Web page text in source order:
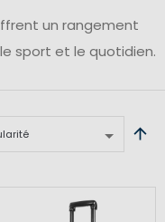
un rangement
sport et le quotidien.